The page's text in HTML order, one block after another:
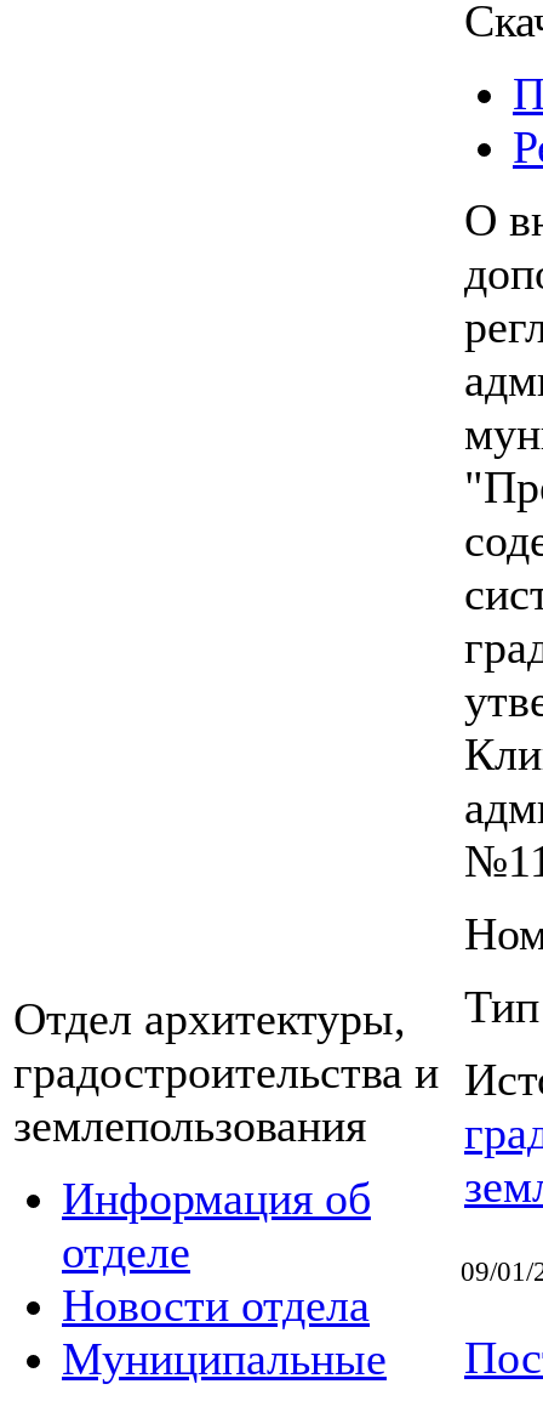
Отдел архитектуры,
градостроительства и
землепользования
Информация об
отделе
Новости отдела
Муниципальные
О
09/01/